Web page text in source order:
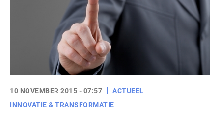
10 NOVEMBER 2015 - 07:57
ACTUEEL
INNOVATIE & TRANSFORMATIE